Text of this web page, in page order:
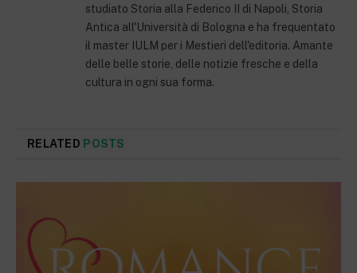
studiato Storia alla Federico II di Napoli, Storia
Antica all'Università di Bologna e ha frequentato
il master IULM per i Mestieri dell'editoria. Amante
delle belle storie, delle notizie fresche e della
cultura in ogni sua forma.
RELATED POSTS